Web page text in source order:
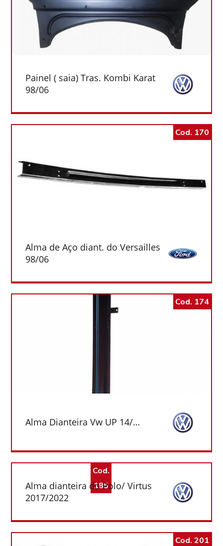
Painel ( saia) Tras. Kombi Karat
98/06
Cod. 170
Alma de Aço diant. do Versailles
98/06
Cod. 174
Alma Dianteira Vw UP 14/…
Cod.
185
Alma dianteira do Polo/ Virtus
2017/2022
Cod. 201